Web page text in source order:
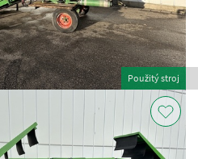
Použitý stroj